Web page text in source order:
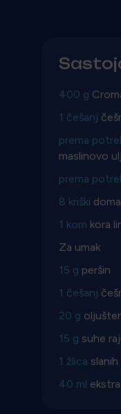
400 g
1 češanj
prema
maslinovo
prema
8 kriški
1 kom kora
Za umak
15 g peršin
1 češanj
20 g
15 g suhe
1 žlica slanih
40 ml